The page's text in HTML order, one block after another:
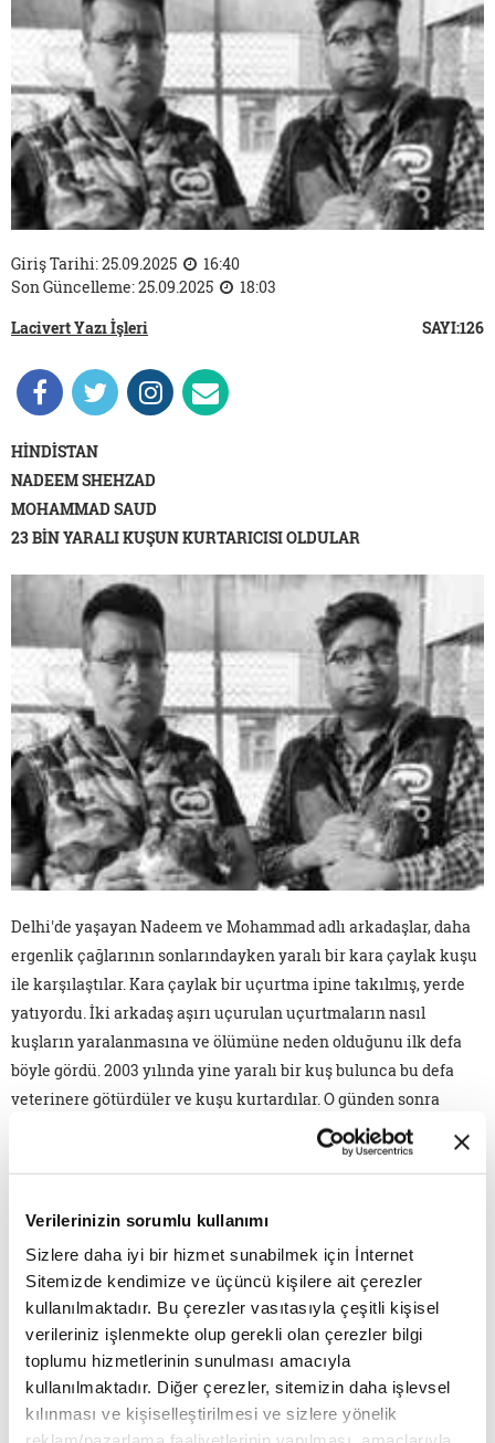
Verilerinizin sorumlu kullanımı
Sizlere daha iyi bir hizmet sunabilmek için İnternet
Sitemizde kendimize ve üçüncü kişilere ait çerezler
kullanılmaktadır. Bu çerezler vasıtasıyla çeşitli kişisel
verileriniz işlenmekte olup gerekli olan çerezler bilgi
toplumu hizmetlerinin sunulması amacıyla
kullanılmaktadır. Diğer çerezler, sitemizin daha işlevsel
kılınması ve kişiselleştirilmesi ve sizlere yönelik
Giriş Tarihi: 25.09.2025
16:40
Son Güncelleme: 25.09.2025
18:03
Lacivert Yazı İşleri
SAYI:126
HİNDİSTAN
NADEEM SHEHZAD
MOHAMMAD SAUD
23 BİN YARALI KUŞUN KURTARICISI OLDULAR
Delhi'de yaşayan Nadeem ve Mohammad adlı arkadaşlar, daha
ergenlik çağlarının sonlarındayken yaralı bir kara çaylak kuşu
ile karşılaştılar. Kara çaylak bir uçurtma ipine takılmış, yerde
yatıyordu. İki arkadaş aşırı uçurulan uçurtmaların nasıl
kuşların yaralanmasına ve ölümüne neden olduğunu ilk defa
böyle gördü. 2003 yılında yine yaralı bir kuş bulunca bu defa
veterinere götürdüler ve kuşu kurtardılar. O günden sonra
buldukları her yaralı kuşu veterinere götürdüler. Zamanla kuş
sayısı o kadar arttı ki bir kafes satın almaları gerekti. Kuşları
koyuyorlardı. Ve aradan geçen yirmi yılda büyük bir yol kat
ettiler. 2010 yılında bu amaca hizmet etmek için Yaban Hayatı
Kurtarma adlı bir STK kurmaya karar verdiler. Şimdi bodrum
katlarında, yaralı ve sakat kuşlar için geçici bir veterinerlik
operasyon merkezi işletiyorlar ve bugüne kadar 23 bin yaralı
kuşu kurtardıklarını söylüyorlar.
İSRAİL
DAVID GROSSMAN